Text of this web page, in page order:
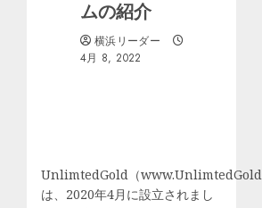
ムの紹介
横浜リーダー
4月 8, 2022
UnlimtedGold（
は、2020年4月に設立されまし